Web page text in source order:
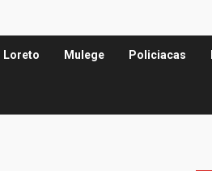
Loreto Mulege Policiacas